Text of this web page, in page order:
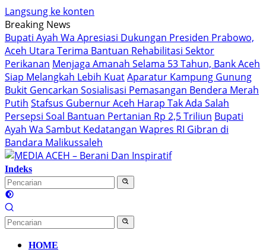
Langsung ke konten
Breaking News
Bupati Ayah Wa Apresiasi Dukungan Presiden Prabowo,
Aceh Utara Terima Bantuan Rehabilitasi Sektor
Perikanan Menjaga Amanah Selama 53 Tahun, Bank Aceh
Siap Melangkah Lebih KuatAparatur Kampung Gunung
Bukit Gencarkan Sosialisasi Pemasangan Bendera Merah
Putih Stafsus Gubernur Aceh Harap Tak Ada Salah
Persepsi Soal Bantuan Pertanian Rp 2,5 Triliun Bupati
Ayah Wa Sambut Kedatangan Wapres RI Gibran di
Bandara Malikussaleh
Indeks
HOME